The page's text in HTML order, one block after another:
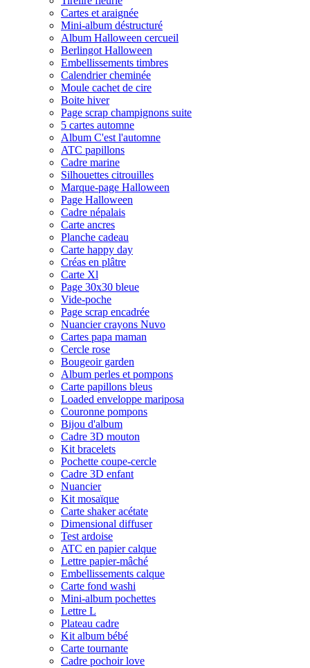
Cartes et araignée
Mini-album déstructuré
Album Halloween cercueil
Berlingot Halloween
Embellissements timbres
Calendrier cheminée
Moule cachet de cire
Boite hiver
Page scrap champignons suite
5 cartes automne
Album C'est l'automne
ATC papillons
Cadre marine
Silhouettes citrouilles
Marque-page Halloween
Page Halloween
Cadre népalais
Carte ancres
Planche cadeau
Carte happy day
Créas en plâtre
Carte Xl
Page 30x30 bleue
Vide-poche
Page scrap encadrée
Nuancier crayons Nuvo
Cartes papa maman
Cercle rose
Bougeoir garden
Album perles et pompons
Carte papillons bleus
Loaded enveloppe mariposa
Couronne pompons
Bijou d'album
Cadre 3D mouton
Kit bracelets
Pochette coupe-cercle
Cadre 3D enfant
Nuancier
Kit mosaïque
Carte shaker acétate
Dimensional diffuser
Test ardoise
ATC en papier calque
Lettre papier-mâché
Embellissements calque
Carte fond washi
Mini-album pochettes
Lettre L
Plateau cadre
Kit album bébé
Carte tournante
Cadre pochoir love